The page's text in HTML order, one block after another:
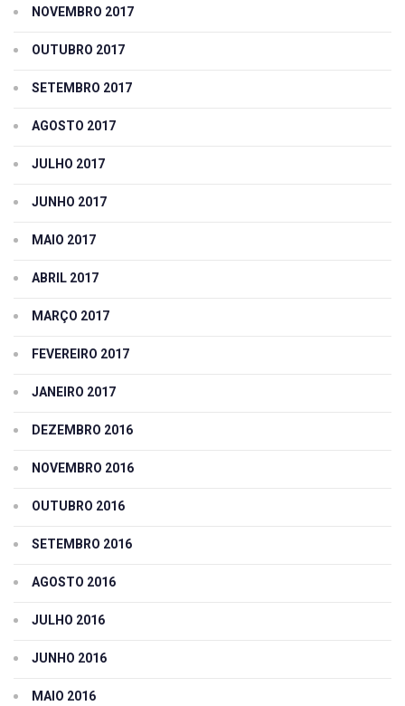
NOVEMBRO 2017
OUTUBRO 2017
SETEMBRO 2017
AGOSTO 2017
JULHO 2017
JUNHO 2017
MAIO 2017
ABRIL 2017
MARÇO 2017
FEVEREIRO 2017
JANEIRO 2017
DEZEMBRO 2016
NOVEMBRO 2016
OUTUBRO 2016
SETEMBRO 2016
AGOSTO 2016
JULHO 2016
JUNHO 2016
MAIO 2016